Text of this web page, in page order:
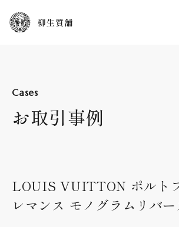
お取引事例
Cases
LOUIS VUITTON ポルト
レマンス モノグラムリバー